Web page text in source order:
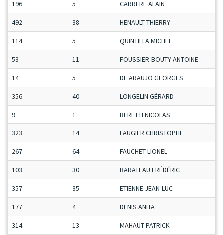
196 5 CARRERE ALAIN
492 38 HENAULT THIERRY
114 5 QUINTILLA MICHEL
53 11 FOUSSIER-BOUTY ANTOINE
14 5 DE ARAUJO GEORGES
356 40 LONGELIN GÉRARD
9 1 BERETTI NICOLAS
323 14 LAUGIER CHRISTOPHE
267 64 FAUCHET LIONEL
103 30 BARATEAU FRÉDÉRIC
357 35 ETIENNE JEAN-LUC
177 4 DENIS ANITA
314 13 MAHAUT PATRICK